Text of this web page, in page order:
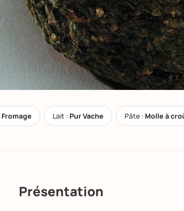
Fromage Lait : Pur Vache Pâte : Molle à
Présentation